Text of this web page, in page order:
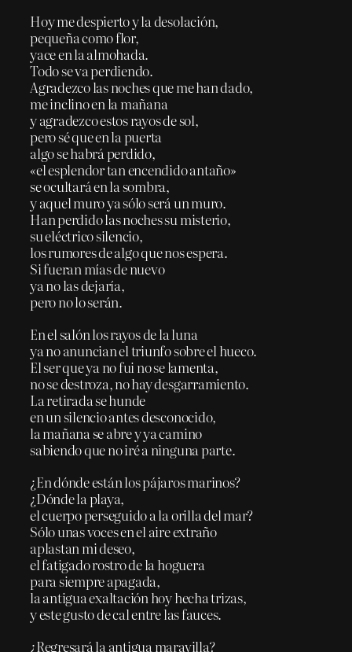
Hoy me despierto y la desolación,
pequeña como flor,
yace en la almohada.
Todo se va perdiendo.
Agradezco las noches que me han dado,
me inclino en la mañana
y agradezco estos rayos de sol,
pero sé que en la puerta
algo se habrá perdido,
«el esplendor tan encendido antaño»
se ocultará en la sombra,
y aquel muro ya sólo será un muro.
Han perdido las noches su misterio,
su eléctrico silencio,
los rumores de algo que nos espera.
Si fueran mías de nuevo
ya no las dejaría,
pero no lo serán.
En el salón los rayos de la luna
ya no anuncian el triunfo sobre el hueco.
El ser que ya no fui no se lamenta,
no se destroza, no hay desgarramiento.
La retirada se hunde
en un silencio antes desconocido,
la mañana se abre y ya camino
sabiendo que no iré a ninguna parte.
¿En dónde están los pájaros marinos?
¿Dónde la playa,
el cuerpo perseguido a la orilla del mar?
Sólo unas voces en el aire extraño
aplastan mi deseo,
el fatigado rostro de la hoguera
para siempre apagada,
la antigua exaltación hoy hecha trizas,
y este gusto de cal entre las fauces.
¿Regresará la antigua maravilla?